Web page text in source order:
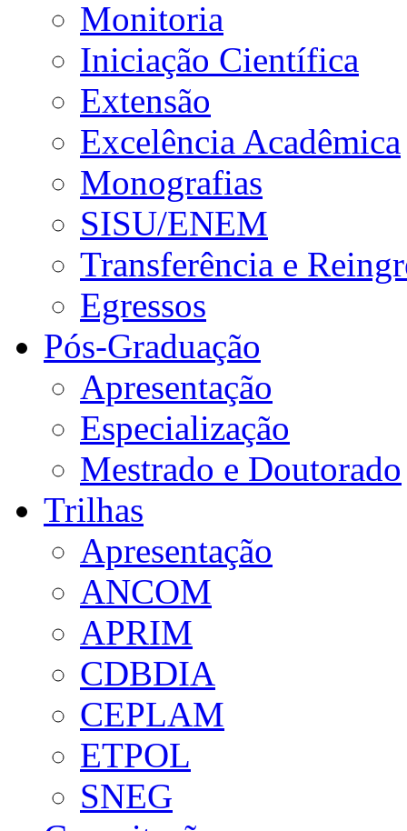
Monitoria
Iniciação Científica
Extensão
Excelência Acadêmica
Monografias
SISU/ENEM
Transferência e
Egressos
Pós-Graduação
Apresentação
Especialização
Mestrado e Doutorado
Trilhas
Apresentação
ANCOM
APRIM
CDBDIA
CEPLAM
ETPOL
SNEG